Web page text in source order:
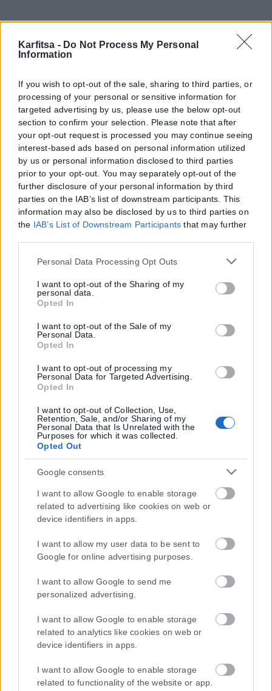
Karfitsa - Do Not Process My Personal
Information
If you wish to opt-out of the sale, sharing to third parties, or
processing of your personal or sensitive information for
targeted advertising by us, please use the below opt-out
section to confirm your selection. Please note that after
your opt-out request is processed you may continue seeing
interest-based ads based on personal information utilized
by us or personal information disclosed to third parties
prior to your opt-out. You may separately opt-out of the
further disclosure of your personal information by third
parties on the IAB’s list of downstream participants. This
information may also be disclosed by us to third parties on
the IAB’s List of Downstream Participants that may further
Please note that this website/app uses one or more Google
but not limited to your visit or usage behaviour. You may
click to grant or deny consent to Google and its third-party
tags to use your data for below specified purposes in below
Google consent section.
Personal Data Processing Opt Outs
I want to opt-out of the Sharing of my
personal data.
Opted In
I want to opt-out of the Sale of my
Personal Data.
Opted In
I want to opt-out of processing my
Personal Data for Targeted Advertising.
Opted In
I want to opt-out of Collection, Use,
Retention, Sale, and/or Sharing of my
Personal Data that Is Unrelated with the
Purposes for which it was collected.
Opted Out
Google consents
I want to allow Google to enable storage
related to advertising like cookies on web or
device identifiers in apps.
I want to allow my user data to be sent to
Google for online advertising purposes.
I want to allow Google to send me
personalized advertising.
I want to allow Google to enable storage
related to analytics like cookies on web or
device identifiers in apps.
I want to allow Google to enable storage
related to functionality of the website or app.
επέκταση η ιστοσελίδα που κατέχει αυτή “www.karfitsa.gr”
συμμορφώνονται με τη Σύσταση (ΕΕ) 2018/334 της Επιτροπής της
αντιμετώπιση του παράνομου περιεχομένου στο διαδίκτυο (L 63).
Μοναδικός αριθμός Μ.Η.Τ. 262048
ΤΑ ΠΡΩΤΟΣΕΛΙΔΑ ΣΗΜΕΡΑ